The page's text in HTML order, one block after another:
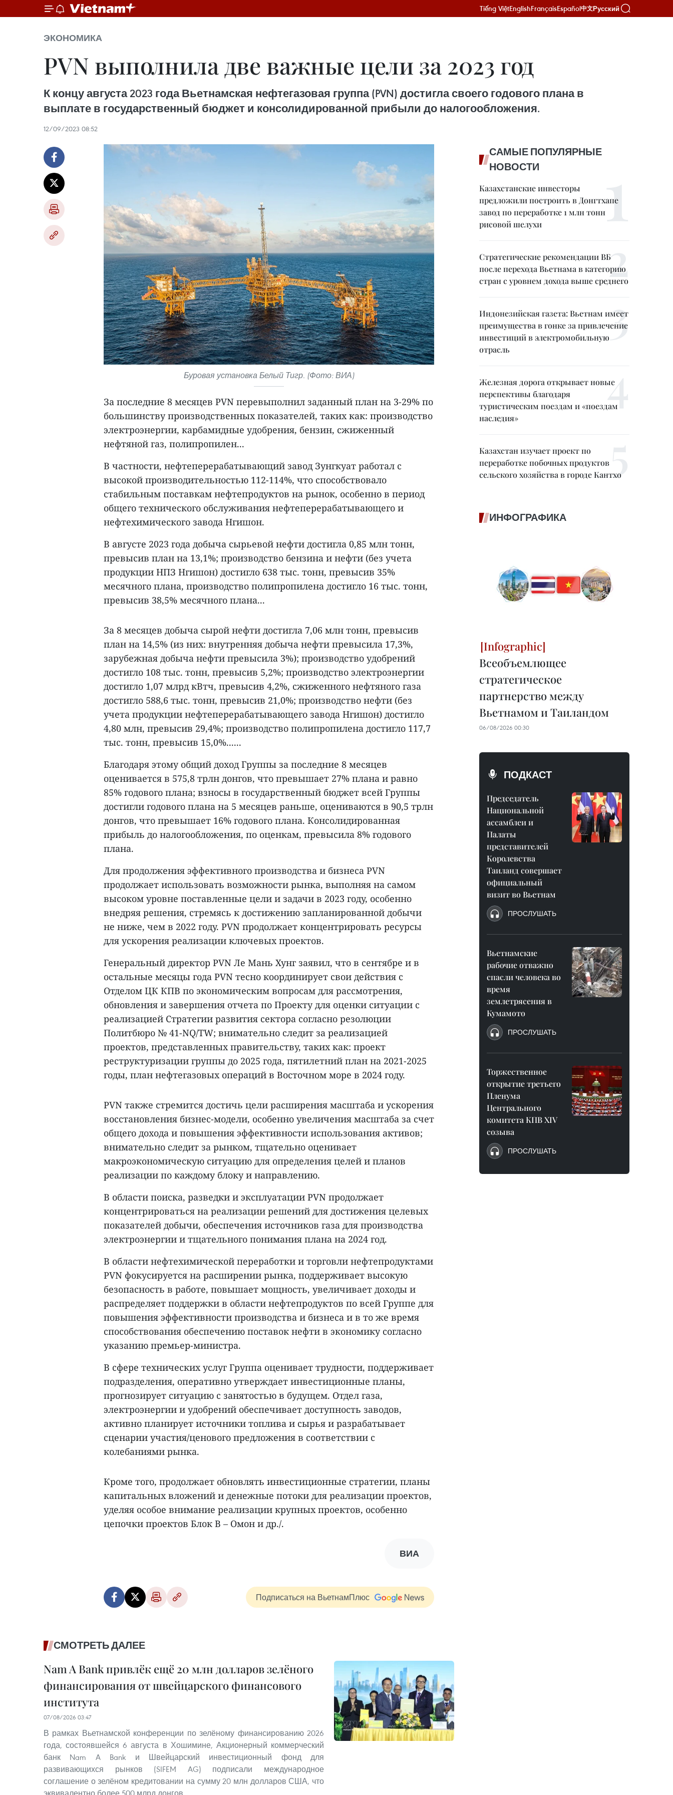
Tiếng ViệtEnglishFrançaisEspañol中文Русский
ЭКОНОМИКА
PVN выполнила две важные цели за 2023 год
К концу августа 2023 года Вьетнамская нефтегазовая группа (PVN) достигла своего годового плана в
выплате в государственный бюджет и консолидированной прибыли до налогообложения.
12/09/2023 08:52
Буровая установка Белый Тигр. (Фото: ВИА)
За последние 8 месяцев PVN перевыполнил заданный план на 3-29% по
большинству производственных показателей, таких как: производство
электроэнергии, карбамидные удобрения, бензин, сжиженный
нефтяной газ, полипропилен...
В частности, нефтеперерабатывающий завод Зунгкуат работал с
высокой производительностью 112-114%, что способствовало
стабильным поставкам нефтепродуктов на рынок, особенно в период
общего технического обслуживания нефтеперерабатывающего и
нефтехимического завода Нгишон.
В августе 2023 года добыча сырьевой нефти достигла 0,85 млн тонн,
превысив план на 13,1%; производство бензина и нефти (без учета
продукции НПЗ Нгишон) достигло 638 тыс. тонн, превысив 35%
месячного плана, производство полипропилена достигло 16 тыс. тонн,
превысив 38,5% месячного плана...
За 8 месяцев добыча сырой нефти достигла 7,06 млн тонн, превысив
план на 14,5% (из них: внутренняя добыча нефти превысила 17,3%,
зарубежная добыча нефти превысила 3%); производство удобрений
достигло 108 тыс. тонн, превысив 5,2%; производство электроэнергии
достигло 1,07 млрд кВтч, превысив 4,2%, сжиженного нефтяного газа
достигло 588,6 тыс. тонн, превысив 21,0%; производство нефти (без
учета продукции нефтеперерабатывающего завода Нгишон) достигло
4,80 млн, превысив 29,4%; производство полипропилена достигло 117,7
тыс. тонн, превысив 15,0%......
Благодаря этому общий доход Группы за последние 8 месяцев
оценивается в 575,8 трлн донгов, что превышает 27% плана и равно
85% годового плана; взносы в государственный бюджет всей Группы
достигли годового плана на 5 месяцев раньше, оцениваются в 90,5 трлн
донгов, что превышает 16% годового плана. Консолидированная
прибыль до налогообложения, по оценкам, превысила 8% годового
плана.
Для продолжения эффективного производства и бизнеса PVN
продолжает использовать возможности рынка, выполняя на самом
высоком уровне поставленные цели и задачи в 2023 году, особенно
внедряя решения, стремясь к достижению запланированной добычи
не ниже, чем в 2022 году. PVN продолжает концентрировать ресурсы
для ускорения реализации ключевых проектов.
Генеральный директор PVN Ле Мань Хунг заявил, что в сентябре и в
остальные месяцы года PVN тесно координирует свои действия с
Отделом ЦК КПВ по экономическим вопросам для рассмотрения,
обновления и завершения отчета по Проекту для оценки ситуации с
реализацией Стратегии развития сектора согласно резолюции
Политбюро № 41-NQ/TW; внимательно следит за реализацией
проектов, представленных правительству, таких как: проект
реструктуризации группы до 2025 года, пятилетний план на 2021-2025
годы, план нефтегазовых операций в Восточном море в 2024 году.
PVN также стремится достичь цели расширения масштаба и ускорения
восстановления бизнес-модели, особенно увеличения масштаба за счет
общего дохода и повышения эффективности использования активов;
внимательно следит за рынком, тщательно оценивает
макроэкономическую ситуацию для определения целей и планов
реализации по каждому блоку и направлению.
В области поиска, разведки и эксплуатации PVN продолжает
концентрироваться на реализации решений для достижения целевых
показателей добычи, обеспечения источников газа для производства
электроэнергии и тщательного понимания плана на 2024 год.
В области нефтехимической переработки и торговли нефтепродуктами
PVN фокусируется на расширении рынка, поддерживает высокую
безопасность в работе, повышает мощность, увеличивает доходы и
распределяет поддержки в области нефтепродуктов по всей Группе для
повышения эффективности производства и бизнеса и в то же время
способствования обеспечению поставок нефти в экономику согласно
указанию премьер-министра.
В сфере технических услуг Группа оценивает трудности, поддерживает
подразделения, оперативно утверждает инвестиционные планы,
прогнозирует ситуацию с занятостью в будущем. Отдел газа,
электроэнергии и удобрений обеспечивает доступность заводов,
активно планирует источники топлива и сырья и разрабатывает
сценарии участия/ценового предложения в соответствии с
колебаниями рынка.
Кроме того, продолжает обновлять инвестиционные стратегии, планы
капитальных вложений и денежные потоки для реализации проектов,
уделяя особое внимание реализации крупных проектов, особенно
цепочки проектов Блок B – Oмон и др./.
ВИА
Подписаться на ВьетнамПлюс
СМОТРЕТЬ ДАЛЕЕ
Nam A Bank привлёк ещё 20 млн долларов зелёного
финансирования от швейцарского финансового
института
07/08/2026 03:47
В рамках Вьетнамской конференции по зелёному финансированию 2026
года, состоявшейся 6 августа в Хошимине, Акционерный коммерческий
банк Nam A Bank и Швейцарский инвестиционный фонд для
развивающихся рынков (SIFEM AG) подписали международное
соглашение о зелёном кредитовании на сумму 20 млн долларов США, что
САМЫЕ ПОПУЛЯРНЫЕ
НОВОСТИ
Казахстанские инвесторы
предложили построить в Донгтхапе
завод по переработке 1 млн тонн
рисовой шелухи
Стратегические рекомендации ВБ
после перехода Вьетнама в категорию
стран с уровнем дохода выше среднего
Индонезийская газета: Вьетнам имеет
преимущества в гонке за привлечение
инвестиций в электромобильную
отрасль
Железная дорога открывает новые
перспективы благодаря
туристическим поездам и «поездам
наследия»
Казахстан изучает проект по
переработке побочных продуктов
сельского хозяйства в городе Кантхо
ИНФОГРАФИКА
Всеобъемлющее
стратегическое
партнерство между
Вьетнамом и Таиландом
06/08/2026 00:30
ПОДКАСТ
Председатель
Национальной
ассамблеи и
Палаты
представителей
Королевства
Таиланд совершает
официальный
визит во Вьетнам
ПРОСЛУШАТЬ
Вьетнамские
рабочие отважно
спасли человека во
время
землетрясения в
Кумамото
ПРОСЛУШАТЬ
Торжественное
открытие третьего
Пленума
Центрального
комитета КПВ XIV
созыва
ПРОСЛУШАТЬ